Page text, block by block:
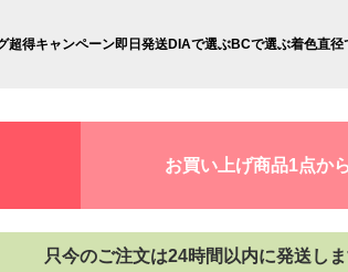
超得キャンペーン即日発送DIAで選ぶBCで選ぶ着色直径
お買い上げ商品1点か
只今のご注文は24時間以内に発送しま